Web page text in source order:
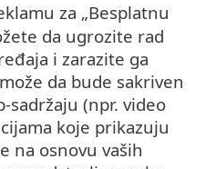
za „Besplatnu
da ugrozite rad
i zarazite ga
da bude sakriven
sadržaju (npr. video
koje prikazuju
na osnovu vaših